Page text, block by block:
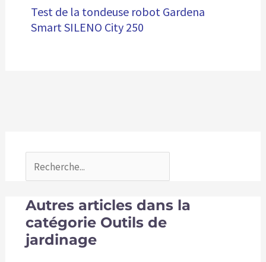
Test de la tondeuse robot Gardena
Smart SILENO City 250
Autres articles dans la
catégorie Outils de
jardinage